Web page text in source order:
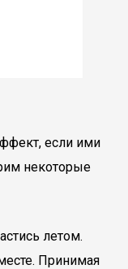
если ими
некоторые
летом.
Принимая